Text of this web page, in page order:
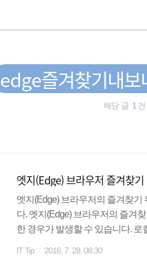
edge즐겨찾기내보
해당 글 1 건
엣지(Edge) 브라우저 즐겨찾
엣지(Edge) 브라우저의 즐겨찾기
다. 엣지(Edge) 브라우저의 즐겨
한 경우가 발생할 수 있습니다.
디에 저장되어 있을까요? ★
IT Tip 2016. 7. 28. 08:30